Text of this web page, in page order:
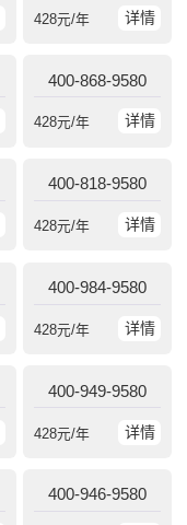
详情
428元/年
400-868-9580
详情
428元/年
400-818-9580
详情
428元/年
400-984-9580
详情
428元/年
400-949-9580
详情
428元/年
400-946-9580